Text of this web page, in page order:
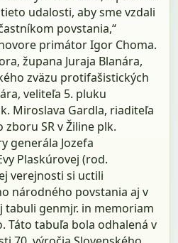
udalosti, aby sme vzdali
povstania,“
primátor Igor Choma.
župana Juraja Blanára,
zväzu protifašistických
veliteľa 5. pluku
Miroslava Gardla, riaditeľa
SR v Žiline plk.
generála Jozefa
Plaskúrovej (rod.
verejnosti si uctili
národného povstania aj v
tabuli genmjr. in memoriam
Táto tabuľa bola odhalená v